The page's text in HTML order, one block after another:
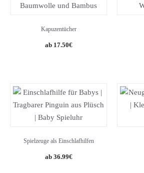
Kapuzentücher
17.50€
Spielzeuge als Einschlafhilfen
36.99€